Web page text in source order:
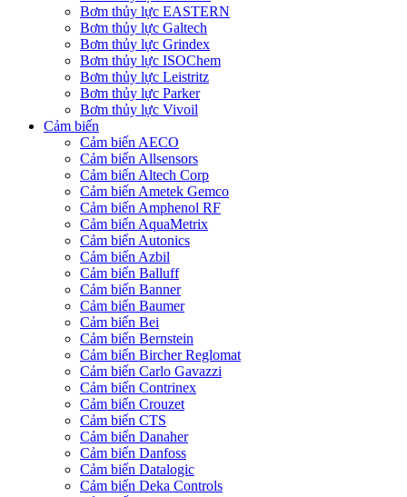
Bơm thủy lực EASTERN
Bơm thủy lực Galtech
Bơm thủy lực Grindex
Bơm thủy lực ISOChem
Bơm thủy lực Leistritz
Bơm thủy lực Parker
Bơm thủy lực Vivoil
Cảm biến
Cảm biến AECO
Cảm biến Allsensors
Cảm biến Altech Corp
Cảm biến Ametek Gemco
Cảm biến Amphenol RF
Cảm biến AquaMetrix
Cảm biến Autonics
Cảm biến Azbil
Cảm biến Balluff
Cảm biến Banner
Cảm biến Baumer
Cảm biến Bei
Cảm biến Bernstein
Cảm biến Bircher Reglomat
Cảm biến Carlo Gavazzi
Cảm biến Contrinex
Cảm biến Crouzet
Cảm biến CTS
Cảm biến Danaher
Cảm biến Danfoss
Cảm biến Datalogic
Cảm biến Deka Controls